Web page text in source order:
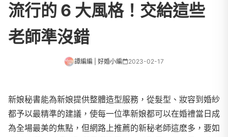
流行的 6 大風格！交給這些
老師準沒錯
譚編編 | 好婚小編 2023-02-17
新娘秘書能為新娘提供整體造型服務，從髮型、妝容到婚紗
都予以最精準的建議，使每一位準新娘都可以在婚禮當日成
為全場最美的焦點，但網路上推薦的新秘老師這麽多，要如